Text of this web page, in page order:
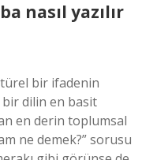
nasıl yazılır
bir ifadenin
bir dilin en basit
en derin toplumsal
ne demek?” sorusu